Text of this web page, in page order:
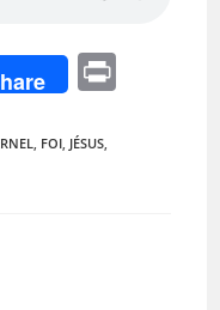
FOI JÉSUS